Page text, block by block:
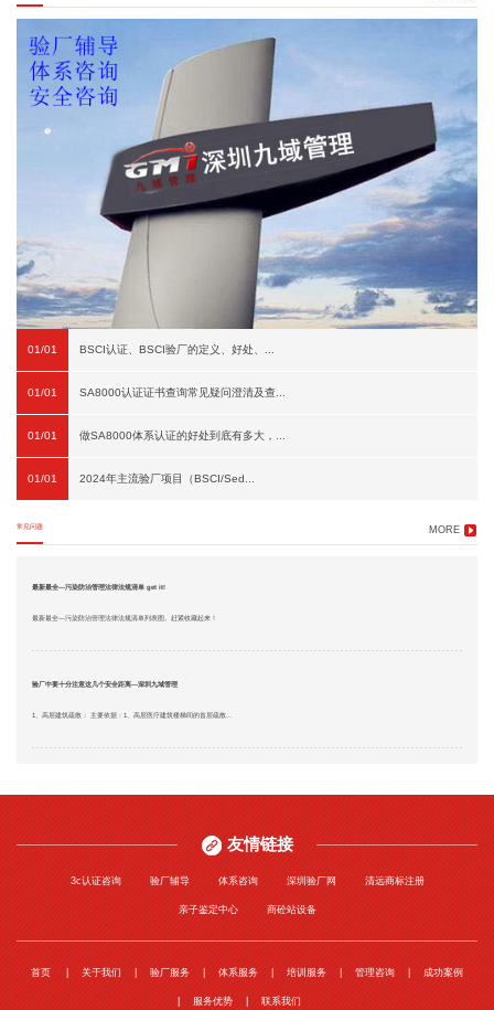
01/01 BSCI认证、BSCI验厂的定义、好处、...
01/01 SA8000认证证书查询常见疑问澄清及查...
01/01 做SA8000体系认证的好处到底有多大，...
01/01 2024年主流验厂项目（BSCI/Sed...
常见问题 MORE
最新最全—污染防治管理法律法规清单 get it!
最新最全—污染防治管理法律法规清单列表图。赶紧收藏起来！
验厂中要十分注意这几个安全距离—深圳九域管理
1、高层建筑疏散： 主要依据：1、高层医疗建筑楼梯间的首层疏散...
友情链接
3c认证咨询 验厂辅导 体系咨询 深圳验厂网 清远商标注册
亲子鉴定中心 商砼站设备
首页 关于我们 验厂服务 体系服务 培训服务 管理咨询 成功案例
服务优势 联系我们